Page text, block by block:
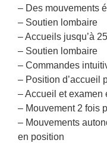
– Des mouvements
– Soutien lombaire
– Accueils jusqu’à
– Soutien lombaire
– Commandes
– Position d’accueil
– Accueil et examen
– Mouvement 2 fois
– Mouvements
en position